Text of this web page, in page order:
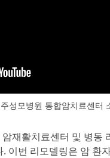
성모병원 통합암치료센터
재활치료센터 및 병동
이번 리모델링은 암 환